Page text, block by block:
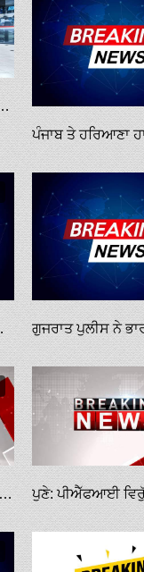
ਸਿਮਰਨਜੀਤ ਸਿੰਘ ਮਾਨ ਅਦਾਲਤ ਪੁੱਜੇ
ਕੇਸ ਦਰਜ
ਵਰਤੇ ਜਾਣ ਖ਼ਿਲਾਫ਼ ਅਮਰੀਕਾ ਵੱਲੋਂ ਰੂਸ ਨੂੰ ਚਿਤਾਵਨੀ